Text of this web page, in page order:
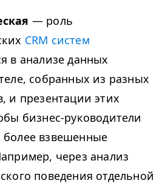
— роль
CRM систем
в анализе данных
собранных из разных
и презентации этих
бизнес-руководители
взвешенные
через анализ
поведения отдельной